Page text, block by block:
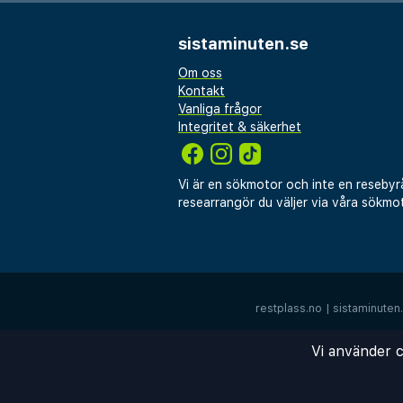
Viale Vespucci - 2,9 km
Kirurgens hus - 2,9 km
Riminis stadshus - 3 km
Piazzale John Fitzgerald
Närmaste flygplatser är:
Rimini (RMI-Federico Fellini
Forlì Intl. Airport (FRL) - 52,8
Gäster har tillgång till bland
lobbyn, kemtvätt/tvättjänster
dygnet runt). Parkering (avgift
plats. Här får du tillgång tilll
sistaminuten.se
Om oss
Kontakt
Vanliga frågor
Integritet & säkerhet
Vi är en sökmotor och inte en
researrangör du väljer via våra
restplass.no
Vi använder